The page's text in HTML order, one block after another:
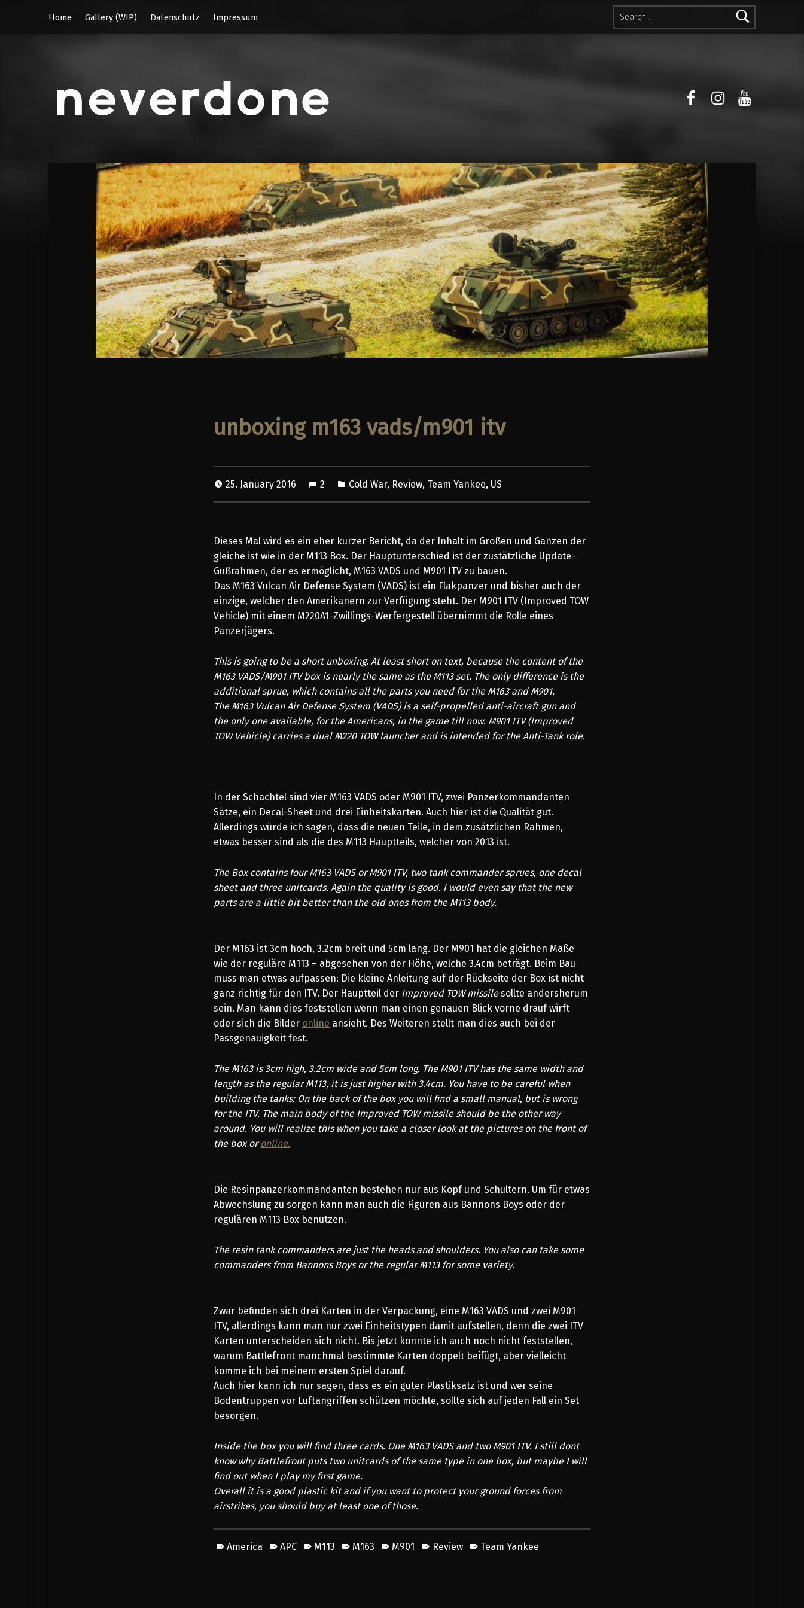
Search for:
Home
Gallery (WIP) Datenschutz Impressum
facebookinstagram
youtube
unboxing m163 vads/m901 itv
25. January 2016 2 Cold War, Review, Team Yankee, US
Dieses Mal wird es ein eher kurzer Bericht, da der Inhalt im Großen und Ganzen der
gleiche ist wie in der M113 Box. Der Hauptunterschied ist der zustätzliche Update-
Gußrahmen, der es ermöglicht, M163 VADS und M901 ITV zu bauen.
Das M163 Vulcan Air Defense System (VADS) ist ein Flakpanzer und bisher auch der
einzige, welcher den Amerikanern zur Verfügung steht. Der M901 ITV (Improved TOW
Vehicle)mit einem M220A1-Zwillings-Werfergestell übernimmt die Rolle eines
Panzerjägers.
This is going to be a short unboxing. At least short on text, because the content of the
M163 VADS/M901 ITV box is nearly the same as the M113 set. The only difference is the
additional sprue, which contains all the parts you need for the M163 and M901.
The M163 Vulcan Air Defense System (VADS) is a self-propelled anti-aircraft gun and
the only one available, for the Americans, in the game till now. M901 ITV (Improved
TOW Vehicle) carries a dual M220 TOW launcher and is intended for the Anti-Tank role.
In der Schachtel sind vier M163 VADS oder M901 ITV, zwei Panzerkommandanten
Sätze, ein Decal-Sheet und drei Einheitskarten. Auch hier ist die Qualität gut.
Allerdings würde ich sagen, dass die neuen Teile, in dem zusätzlichen Rahmen,
etwas besser sind als die des M113 Hauptteils, welcher von 2013 ist.
The Box contains four M163 VADS or M901 ITV, two tank commander sprues, one decal
sheet and three unitcards. Again the quality is good. I would even say that the new
parts are a little bit better than the old ones from the M113 body.
Der M163 ist 3cm hoch, 3.2cm breit und 5cm lang. Der M901 hat die gleichen Maße
wie der reguläre M113 – abgesehen von der Höhe, welche 3.4cm beträgt. Beim Bau
muss man etwas aufpassen: Die kleine Anleitung auf der Rückseite der Box ist nicht
ganz richtig für den ITV. Der Hauptteil der Improved TOW missilesollte andersherum
sein. Man kann dies feststellen wenn man einen genauen Blick vorne drauf wirft
oder sich die Bilder online ansieht. Des Weiteren stellt man dies auch bei der
Passgenauigkeit fest.
The M163 is 3cm high, 3.2cm wide and 5cm long. The M901 ITV has the same width and
length as the regular M113, it is just higher with 3.4cm. You have to be careful when
building the tanks: On the back of the box you will find a small manual, but is wrong
for the ITV. The main body of the Improved TOW missile should be the other way
around. You will realize this when you take a closer look at the pictures on the front of
the box oronline.
Die Resinpanzerkommandanten bestehen nur aus Kopf und Schultern. Um für etwas
Abwechslung zu sorgen kann man auch die Figuren aus Bannons Boys oder der
regulären M113 Box benutzen.
The resin tank commanders are just the heads and shoulders. You also can take some
commanders from Bannons Boys or the regular M113 for some variety.
Zwar befinden sich drei Karten in der Verpackung, eine M163 VADS und zwei M901
ITV, allerdings kann man nur zwei Einheitstypen damit aufstellen, denn die zwei ITV
Karten unterscheiden sich nicht. Bis jetzt konnte ich auch noch nicht feststellen,
warum Battlefront manchmal bestimmte Karten doppelt beifügt, aber vielleicht
komme ich bei meinem ersten Spiel darauf.
Auch hier kann ich nur sagen, dass es ein guter Plastiksatz ist und wer seine
Bodentruppen vor Luftangriffen schützen möchte, sollte sich auf jeden Fall ein Set
besorgen.
Inside the box you will find three cards. One M163 VADS and two M901 ITV. I still dont
know why Battlefront puts two unitcards of the same type in one box, but maybe I will
find out when I play my first game.
Overall it is a good plastic kit and if you want to protect your ground forces from
airstrikes, you should buy at least one of those.
America APC M113 M163 M901 Review Team Yankee